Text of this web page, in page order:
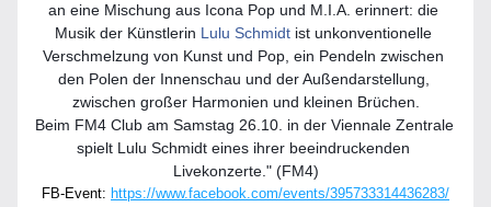
an eine Mischung aus Icona Pop und M.I.A. erinnert: die
Musik der Künstlerin Lulu Schmidt ist unkonventionelle
Verschmelzung von Kunst und Pop, ein Pendeln zwischen
den Polen der Innenschau und der Außendarstellung,
zwischen großer Harmonien und kleinen Brüchen.
Beim FM4 Club am Samstag 26.10. in der Viennale Zentrale
spielt Lulu Schmidt eines ihrer beeindruckenden
Livekonzerte." (FM4)
FB-Event: https://www.facebook.com/events/395733314436283/